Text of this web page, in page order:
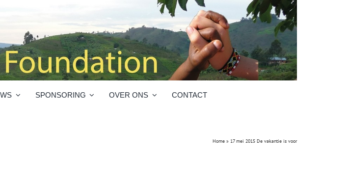
SPONSORING OVER ONS CONTACT
Home » 17 mei 2015 De vakantie is voor